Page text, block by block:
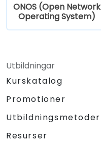
ONOS (Open Network
Operating System)
Utbildningar
Kurskatalog
Promotioner
Utbildningsmetoder
Resurser